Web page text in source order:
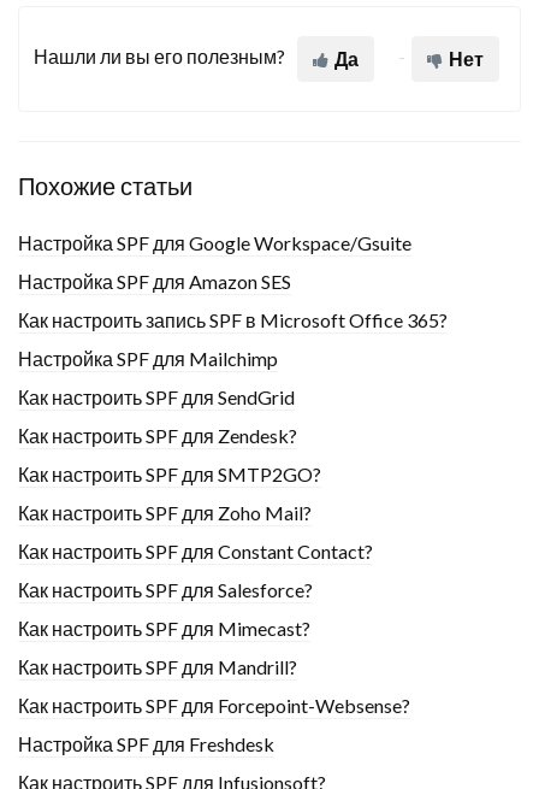
Нашли ли вы его полезным? Да Нет
Похожие статьи
Настройка SPF для Google Workspace/Gsuite
Настройка SPF для Amazon SES
Как настроить запись SPF в Microsoft Office 365?
Настройка SPF для Mailchimp
Как настроить SPF для SendGrid
Как настроить SPF для Zendesk?
Как настроить SPF для SMTP2GO?
Как настроить SPF для Zoho Mail?
Как настроить SPF для Constant Contact?
Как настроить SPF для Salesforce?
Как настроить SPF для Mimecast?
Как настроить SPF для Mandrill?
Как настроить SPF для Forcepoint-Websense?
Настройка SPF для Freshdesk
Как настроить SPF для Infusionsoft?